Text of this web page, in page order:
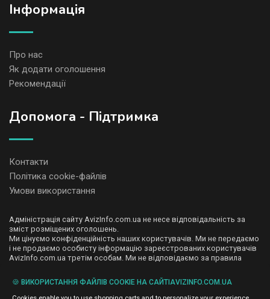
Iнформація
Про нас
Як додати оголошення
Рекомендації
Допомога - Підтримка
Контакти
Політика cookie-файлів
Умови використання
Адміністрація сайту AvizInfo.com.ua не несе відповідальність за
зміст розміщених оголошень.
Ми цінуємо конфіденційність наших користувачів. Ми не передаємо
і не продаємо особисту інформацію зареєстрованих користувачів
AvizInfo.com.ua третім особам. Ми не відповідаємо за правила
деяких сторінках нашого сайту представлена реклама Google
Adsense Advertising Network. Щоб дізнатися детальніше про
правила конфіденційності Googleнатисніть тут.
🍪 ВИКОРИСТАННЯ ФАЙЛІВ COOKIE НА САЙТІAVIZINFO.COM.UA